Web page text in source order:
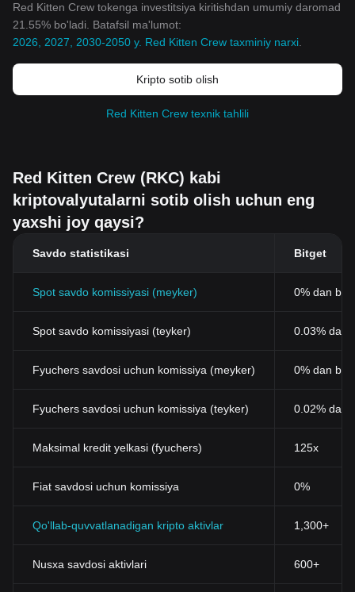
Red Kitten Crew tokenga investitsiya kiritishdan umumiy daromad
21.55% bo'ladi. Batafsil ma'lumot:
2026, 2027, 2030-2050 y. Red Kitten Crew taxminiy narxi
Kripto sotib olish
Red Kitten Crew texnik tahlili
Red Kitten Crew (RKC) kabi
kriptovalyutalarni sotib olish uchun eng
yaxshi joy qaysi?
Savdo statistikasi Bitget
Spot savdo komissiyasi (meyker) 0% dan
Spot savdo komissiyasi (teyker) 0.03% dan
Fyuchers savdosi uchun komissiya (meyker) 0% dan
Fyuchers savdosi uchun komissiya (teyker) 0.02% dan
Maksimal kredit yelkasi (fyuchers) 125x
Fiat savdosi uchun komissiya 0%
Qo'llab-quvvatlanadigan kripto aktivlar 1,300+
Nusxa savdosi aktivlari 600+